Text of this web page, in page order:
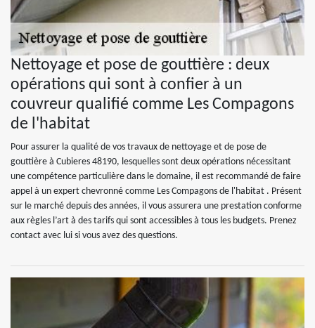
Nettoyage et pose de gouttière : deux
opérations qui sont à confier à un
couvreur qualifié comme Les Compagons
de l'habitat
Pour assurer la qualité de vos travaux de nettoyage et de pose de
gouttière à Cubieres 48190, lesquelles sont deux opérations nécessitant
une compétence particulière dans le domaine, il est recommandé de faire
appel à un expert chevronné comme Les Compagons de l'habitat . Présent
sur le marché depuis des années, il vous assurera une prestation conforme
aux règles l’art à des tarifs qui sont accessibles à tous les budgets. Prenez
contact avec lui si vous avez des questions.